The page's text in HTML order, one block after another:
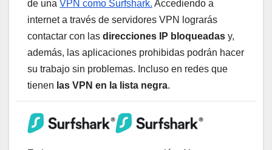
de una VPN como Surfshark. Accediendo a
internet a través de servidores VPN lograrás
contactar con las direcciones IP bloqueadas y,
además, las aplicaciones prohibidas podrán hacer
su trabajo sin problemas. Incluso en redes que
tienen las VPN en la lista negra.